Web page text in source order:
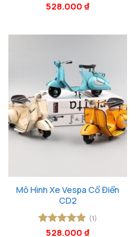
Được xếp
528.000 ₫
Mô Hình Xe Vespa Cổ Điển
CD2
Được xếp
(1)
528.000 ₫